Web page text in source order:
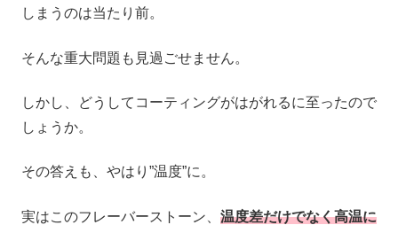
しまうのは当たり前。
そんな重大問題も見過ごせません。
しかし、どうしてコーティングがはがれるに至ったので
しょうか。
その答えも、やはり”温度”に。
実はこのフレーバーストーン、 温度差だけでなく高温に